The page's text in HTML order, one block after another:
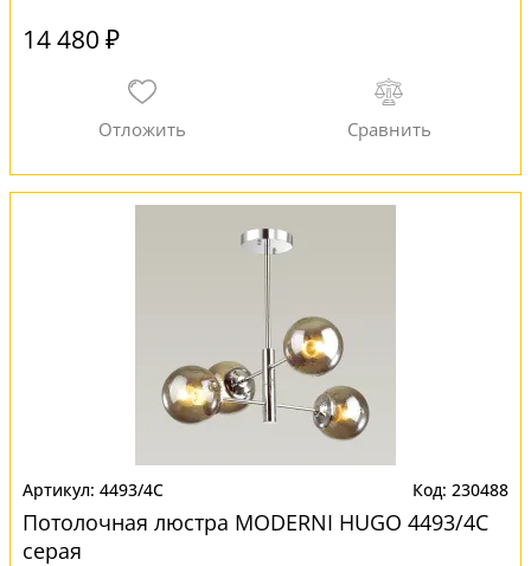
14 480 ₽
4493/4C 230488
Потолочная люстра MODERNI HUGO 4493/4C
серая